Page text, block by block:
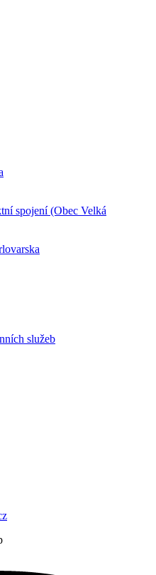
spojení (Obec Velká
služeb